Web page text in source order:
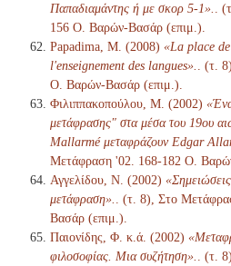
Παπαδιαμάντης ή με σκορ 5-1».
.
156 Ο. Βαρών-Βασάρ (επιμ.).
Papadima, M. (2008) «La place
l'enseignement des langues».
. (τ.
Ο. Βαρών-Βασάρ (επιμ.).
Φιλιππακοπούλου, Μ. (2002)
μετάφρασης" στα μέσα του 19ου
Mallarmé μεταφράζουν Edgar
Μετάφραση '02. 168-182 Ο.
Αγγελίδου, Ν. (2002)
μετάφραση».
. (τ. 8), Στο
Βασάρ (επιμ.).
Παιονίδης, Φ. κ.ά. (2002)
φιλοσοφίας. Μια συζήτηση».
. (τ.